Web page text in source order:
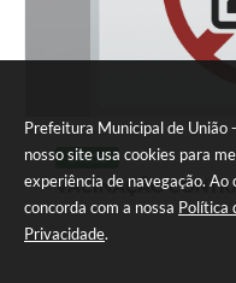
Prefeitura Municipal de União
nosso site usa cookies para
experiência de navegação. Ao
concorda com a nossa Política
Privacidade.
SAÚDE
VACINAÇÃO